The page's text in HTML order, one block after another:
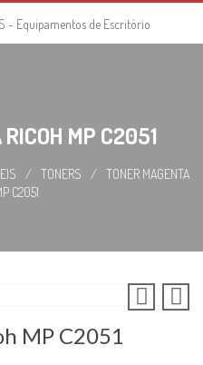
MP C2051
/ TONERS /
TONER MAGENTA
C2051
MP C2051